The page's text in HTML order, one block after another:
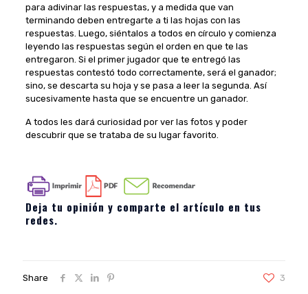
para adivinar las respuestas, y a medida que van
terminando deben entregarte a ti las hojas con las
respuestas. Luego, siéntalos a todos en círculo y comienza
leyendo las respuestas según el orden en que te las
entregaron. Si el primer jugador que te entregó las
respuestas contestó todo correctamente, será el ganador;
sino, se descarta su hoja y se pasa a leer la segunda. Así
sucesivamente hasta que se encuentre un ganador.
A todos les dará curiosidad por ver las fotos y poder
descubrir que se trataba de su lugar favorito.
Deja tu opinión y comparte el artículo en tus
redes.
Share 3